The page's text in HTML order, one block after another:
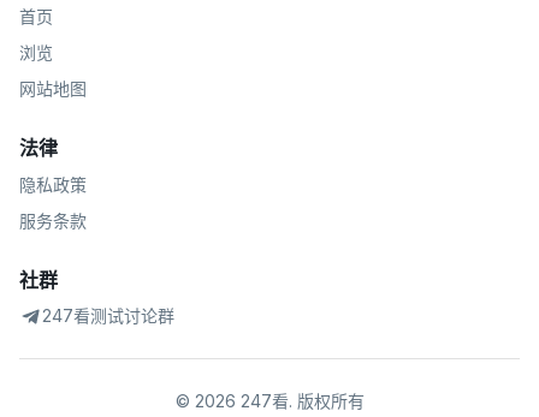
首页
浏览
网站地图
法律
隐私政策
服务条款
社群
247看测试讨论群
© 2026 247看. 版权所有